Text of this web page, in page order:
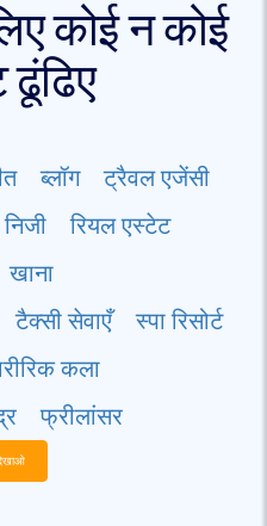
कोई न कोई
ब्लॉग
ट्रैवल एजेंसी
निजी
रियल एस्टेट
खाना
टैक्सी सेवाएँ
स्पा रिसोर्ट
कला
फ्रीलांसर